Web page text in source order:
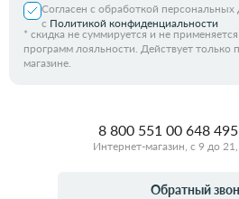
Согласен с обработкой персональных
с Политикой конфиденциальности
* скидка не суммируется и не
программ лояльности. Действует только
магазине.
8 800 551 00 648
Интернет-магазин, с 9 до
Обратный